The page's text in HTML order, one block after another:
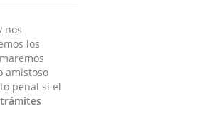
nos
los
amistoso
penal si el